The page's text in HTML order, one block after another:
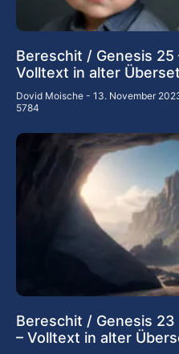
Bereschit / Genesis
Volltext in alter
Dovid Moische
13. November
5784
Bereschit / Genesis
– Volltext in alter